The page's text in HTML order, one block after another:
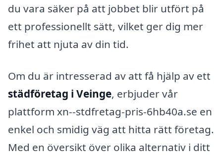
du vara säker på att jobbet blir utfört på
ett professionellt sätt, vilket ger dig mer
frihet att njuta av din tid.
Om du är intresserad av att få hjälp av ett
städföretag i Veinge, erbjuder vår
plattform xn--stdfretag-pris-6hb40a.se en
enkel och smidig väg att hitta rätt företag.
Med en översikt över olika alternativ i ditt